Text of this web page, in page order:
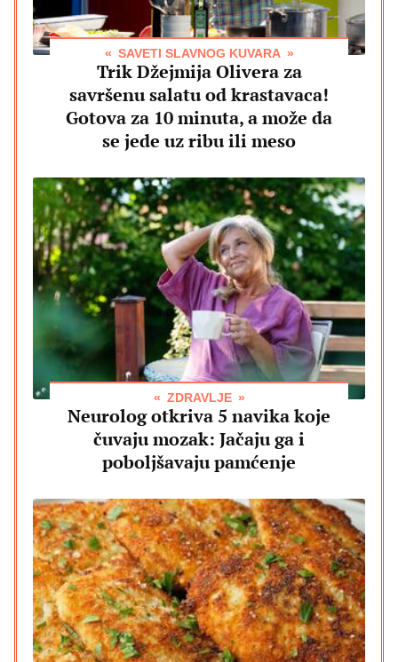
SAVETI SLAVNOG KUVARA
Trik Džejmija Olivera za
savršenu salatu od krastavaca!
Gotova za 10 minuta, a može da
se jede uz ribu ili meso
ZDRAVLJE
Neurolog otkriva 5 navika koje
čuvaju mozak: Jačaju ga i
poboljšavaju pamćenje